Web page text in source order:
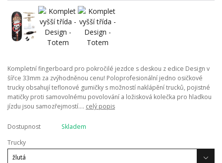
Kompletní fingerboard pro pokročilé jezdce s deskou z edice Design v
šířce 33mm za zvýhodněnou cenu! Poloprofesionální jedno osičkové
trucky obsahují teflonové gumičky s možností naklápění trucků, pojistné
matičky proti samovolnému povolování a ložisková kolečka pro hladkou
jízdu jsou samozřejmostí.... celý popis
Dostupnost
Skladem
Trucky